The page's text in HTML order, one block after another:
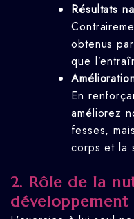
Résultats
obtenus
que
En
améliorez
fesses,
corps et la
2. Rôle de la
développement